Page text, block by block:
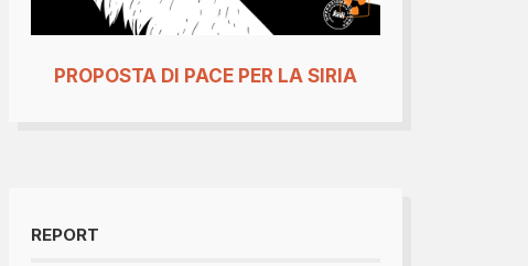
PROPOSTA DI PACE PER LA SIRIA
REPORT